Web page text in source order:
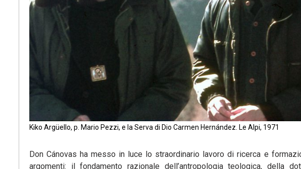
Kiko Argüello, p. Mario Pezzi, e la Serva di Dio Carmen Hernández. Le Alpi, 1971
Don Cánovas ha messo in luce lo straordinario lavoro di ricerca e
argomenti: il fondamento razionale dell’antropologia teologica, della